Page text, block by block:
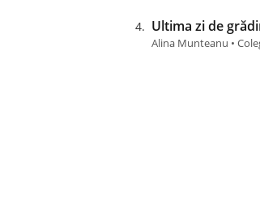
Ultima zi de
Alina Munteanu •